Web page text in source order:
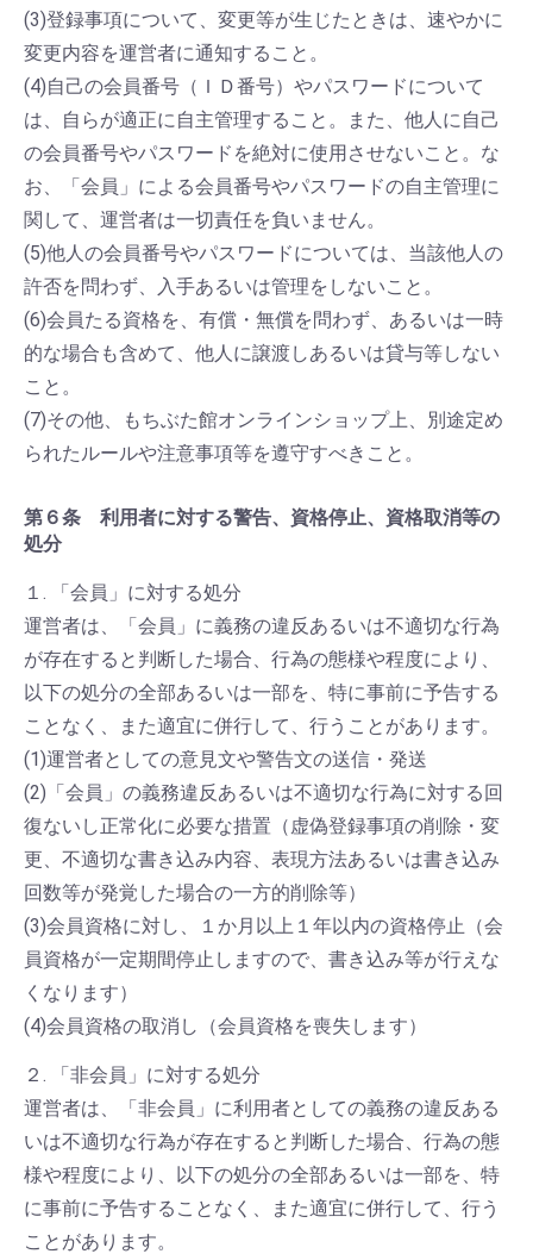
(3)登録事項について、変更等が生じたときは、速やかに
変更内容を運営者に通知すること。
(4)自己の会員番号（ＩＤ番号）やパスワードについて
は、自らが適正に自主管理すること。また、他人に自己
の会員番号やパスワードを絶対に使用させないこと。な
お、「会員」による会員番号やパスワードの自主管理に
関して、運営者は一切責任を負いません。
(5)他人の会員番号やパスワードについては、当該他人の
許否を問わず、入手あるいは管理をしないこと。
(6)会員たる資格を、有償・無償を問わず、あるいは一時
的な場合も含めて、他人に譲渡しあるいは貸与等しない
こと。
(7)その他、もちぶた館オンラインショップ上、別途定め
られたルールや注意事項等を遵守すべきこと。
第６条 利用者に対する警告、資格停止、資格取消等の
処分
１. 「会員」に対する処分
運営者は、「会員」に義務の違反あるいは不適切な行為
が存在すると判断した場合、行為の態様や程度により、
以下の処分の全部あるいは一部を、特に事前に予告する
ことなく、また適宜に併行して、行うことがあります。
(1)運営者としての意見文や警告文の送信・発送
(2)「会員」の義務違反あるいは不適切な行為に対する回
復ないし正常化に必要な措置（虚偽登録事項の削除・変
更、不適切な書き込み内容、表現方法あるいは書き込み
回数等が発覚した場合の一方的削除等）
(3)会員資格に対し、１か月以上１年以内の資格停止（会
員資格が一定期間停止しますので、書き込み等が行えな
くなります）
(4)会員資格の取消し（会員資格を喪失します）
２. 「非会員」に対する処分
運営者は、「非会員」に利用者としての義務の違反ある
いは不適切な行為が存在すると判断した場合、行為の態
様や程度により、以下の処分の全部あるいは一部を、特
に事前に予告することなく、また適宜に併行して、行う
ことがあります。